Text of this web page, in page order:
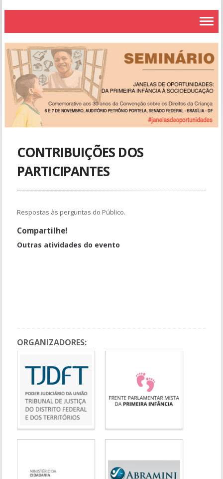
CONTRIBUIÇÕES DOS
PARTICIPANTES
Respostas às perguntas do Público.
Compartilhe!
Outras atividades do evento
ORGANIZADORES: